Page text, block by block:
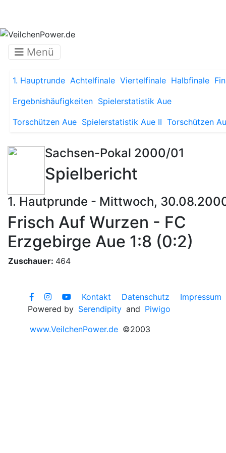
Menü
1. Hauptrunde Achtelfinale Viertelfinale Halbfinale
Ergebnishäufigkeiten Spielerstatistik Aue
Torschützen Aue Spielerstatistik Aue II Torschützen
Sachsen-Pokal 2000/01
Spielbericht
1. Hautprunde - Mittwoch,
Frisch Auf Wurzen - FC
Erzgebirge Aue 1:8 (0:2)
Zuschauer: 464
Kontakt Datenschutz
Impressum
Powered by Serendipity and Piwigo
www.VeilchenPower.de ©2003